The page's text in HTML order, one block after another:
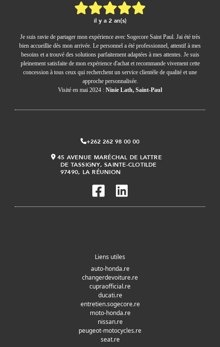
il y a 2 an(s)
Je suis ravie de partager mon expérience avec Sogecore Saint Paul. Jai été très
bien accueillie dès mon arrivée. Le personnel a été professionnel, attentif à mes
besoins et a trouvé des solutions parfaitement adaptées à mes attentes. Je suis
pleinement satisfaite de mon expérience d'achat et recommande vivement cette
concession à tous ceux qui recherchent un service clientèle de qualité et une
approche personnalisée.
Visité en mai 2024 : Ninie Lath, Saint-Paul
+262 262 98 00 00
45 AVENUE MARÉCHAL DE LATTRE
DE TASSIGNY, SAINTE-CLOTILDE
97490, LA RÉUNION
Liens utiles
auto-honda.re
changerdevoiture.re
cupraofficial.re
ducati.re
entretien.sogecore.re
moto-honda.re
nissan.re
peugeot-motocycles.re
seat.re